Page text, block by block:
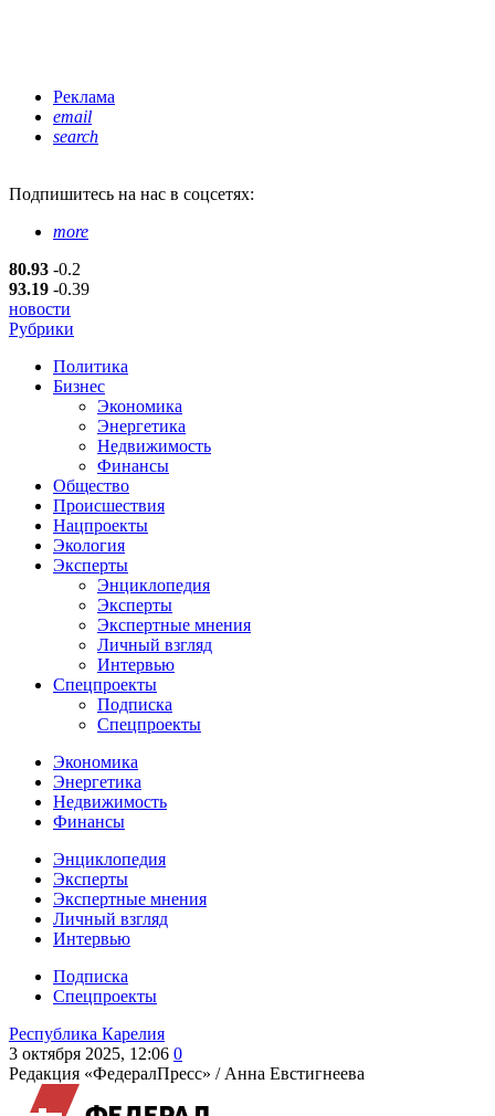
Реклама
email
search
Подпишитесь на нас в соцсетях:
more
80.93 -0.2
93.19 -0.39
новости
Рубрики
Политика
Бизнес
Экономика
Энергетика
Недвижимость
Финансы
Общество
Происшествия
Нацпроекты
Экология
Эксперты
Энциклопедия
Эксперты
Экспертные мнения
Личный взгляд
Интервью
Спецпроекты
Подписка
Спецпроекты
Экономика
Энергетика
Недвижимость
Финансы
Энциклопедия
Эксперты
Экспертные мнения
Личный взгляд
Интервью
Подписка
Спецпроекты
Республика Карелия
3 октября 2025, 12:06 0
Редакция «ФедералПресс» / Анна Евстигнеева